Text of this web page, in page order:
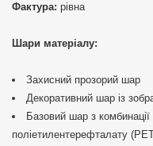
Фактура: рівна
Шари матеріалу:
Захисний прозорий шар
Декоративний шар із
Базовий шар з комбинації
поліетилентерефталату